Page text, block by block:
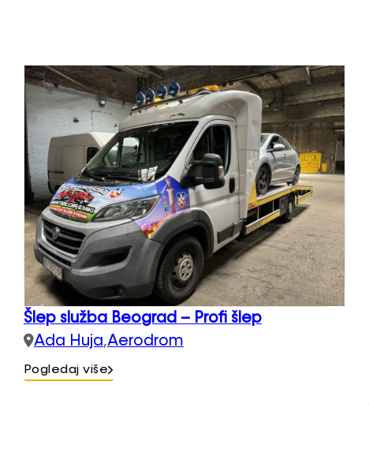
Šlep služba Beograd – Profi šlep
Ada Huja,Aerodrom
Pogledaj više